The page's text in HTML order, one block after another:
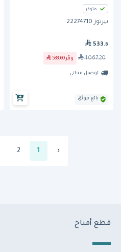
متوفر
بيرتوز 22274710
533 .6
1,067.20 وفّر 533.60
توصيل مجاني
بائع موثق
‹
1
2
قطع أمباخ